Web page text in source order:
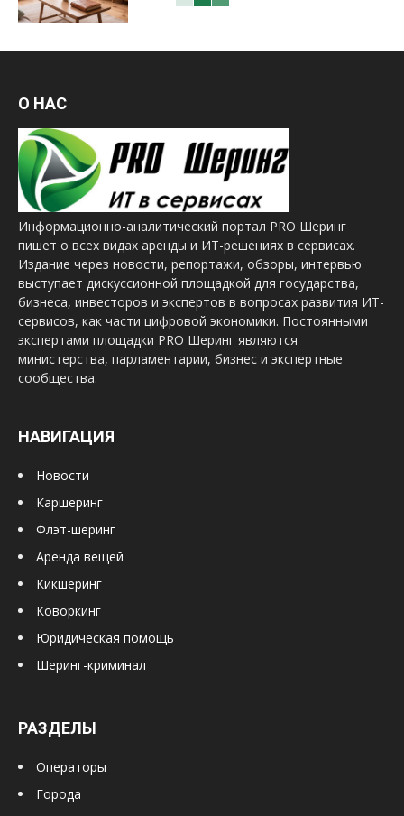
О НАС
Информационно-аналитический портал PRO Шеринг
пишет о всех видах аренды и ИТ-решениях в сервисах.
Издание через новости, репортажи, обзоры, интервью
выступает дискуссионной площадкой для государства,
бизнеса, инвесторов и экспертов в вопросах развития ИТ-
сервисов, как части цифровой экономики. Постоянными
экспертами площадки PRO Шеринг являются
министерства, парламентарии, бизнес и экспертные
сообщества.
НАВИГАЦИЯ
Новости
Каршеринг
Флэт-шеринг
Аренда вещей
Кикшеринг
Коворкинг
Юридическая помощь
Шеринг-криминал
РАЗДЕЛЫ
Операторы
Города